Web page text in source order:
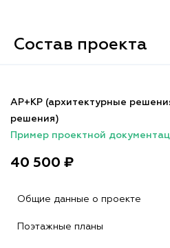
Состав проекта
АР+КР (архитектурные
решения)
Пример проектной
40 500 ₽
Общие данные о проекте
Поэтажные планы